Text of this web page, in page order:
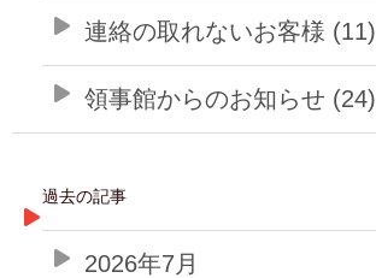
連絡の取れないお客様 (11)
領事館からのお知らせ (24)
過去の記事
2026年7月